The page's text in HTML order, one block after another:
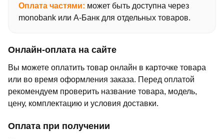
Оплата частями: может быть доступна через
monobank или А-Банк для отдельных товаров.
Онлайн-оплата на сайте
Вы можете оплатить товар онлайн в карточке товара
или во время оформления заказа. Перед оплатой
рекомендуем проверить название товара, модель,
цену, комплектацию и условия доставки.
Оплата при получении